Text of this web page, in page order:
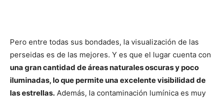
Pero entre todas sus bondades, la visualización de las
perseidas es de las mejores. Y es que el lugar cuenta con
una gran cantidad de áreas naturales oscuras y poco
iluminadas, lo que permite una excelente visibilidad de
las estrellas. Además, la contaminación lumínica es muy